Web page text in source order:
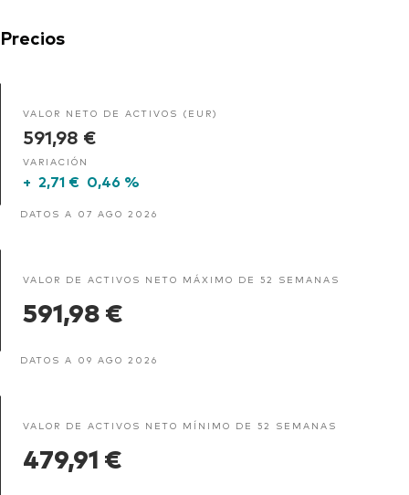
Precios
VALOR NETO DE ACTIVOS (EUR)
591,98 €
VARIACIÓN
+ 2,71 € 0,46 %
DATOS A 07 AGO 2026
VALOR DE ACTIVOS NETO MÁXIMO DE 52 SEMANAS
591,98 €
DATOS A 09 AGO 2026
VALOR DE ACTIVOS NETO MÍNIMO DE 52 SEMANAS
479,91 €